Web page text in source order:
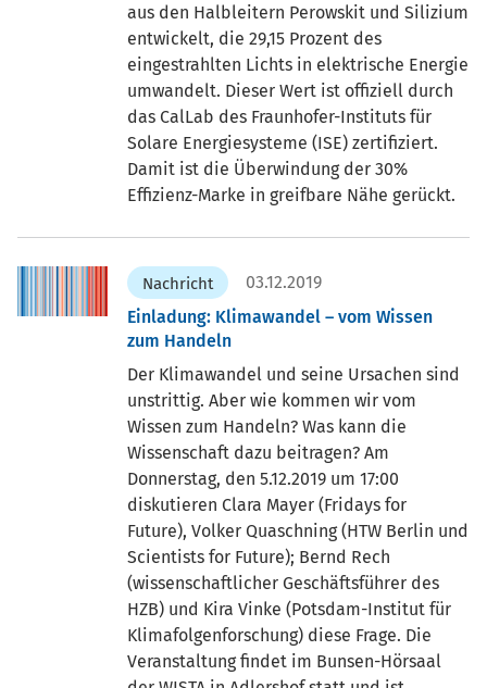
aus den Halbleitern Perowskit und Silizium
entwickelt, die 29,15 Prozent des
eingestrahlten Lichts in elektrische Energie
umwandelt. Dieser Wert ist offiziell durch
das CalLab des Fraunhofer-Instituts für
Solare Energiesysteme (ISE) zertifiziert.
Damit ist die Überwindung der 30%
Effizienz-Marke in greifbare Nähe gerückt.
Nachricht
03.12.2019
Einladung: Klimawandel – vom Wissen
zum Handeln
Der Klimawandel und seine Ursachen sind
unstrittig. Aber wie kommen wir vom
Wissen zum Handeln? Was kann die
Wissenschaft dazu beitragen? Am
Donnerstag, den 5.12.2019 um 17:00
diskutieren Clara Mayer (Fridays for
Future), Volker Quaschning (HTW Berlin und
Scientists for Future); Bernd Rech
(wissenschaftlicher Geschäftsführer des
HZB) und Kira Vinke (Potsdam-Institut für
Klimafolgenforschung) diese Frage. Die
Veranstaltung findet im Bunsen-Hörsaal